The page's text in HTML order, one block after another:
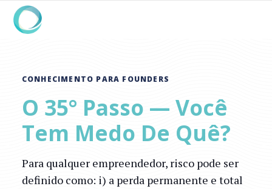
CONHECIMENTO PARA FOUNDERS
O 35° Passo — Você
Tem Medo De Quê?
Para qualquer empreendedor, risco pode ser
definido como: i) a perda permanente e total